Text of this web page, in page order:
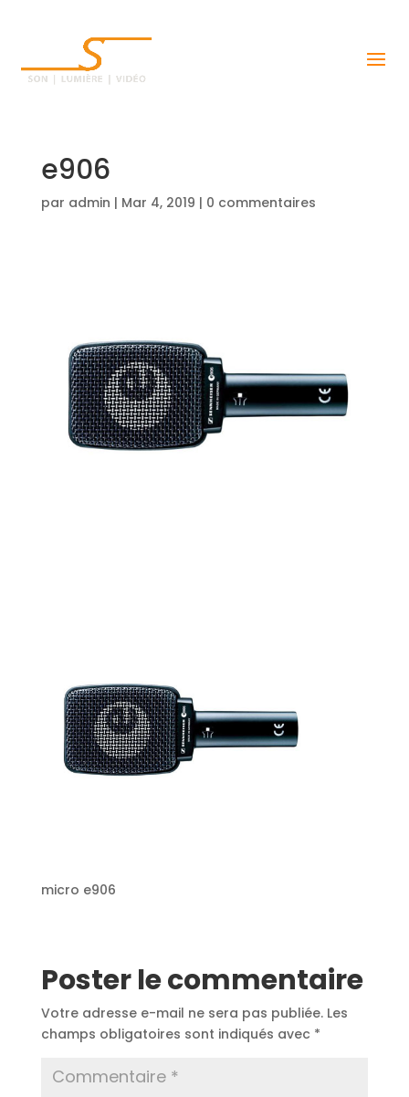
e906
par admin | Mar 4, 2019 | 0 commentaires
micro e906
Poster le commentaire
Votre adresse e-mail ne sera pas publiée. Les
champs obligatoires sont indiqués avec *